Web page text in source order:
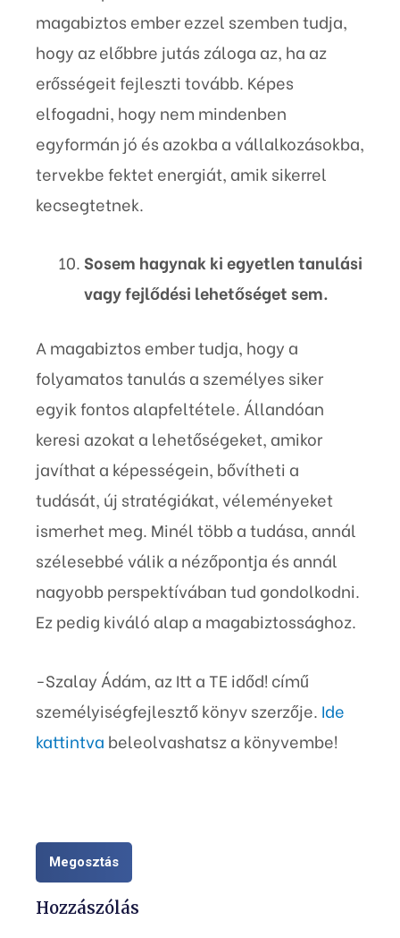
magabiztos ember ezzel szemben tudja,
hogy az előbbre jutás záloga az, ha az
erősségeit fejleszti tovább. Képes
elfogadni, hogy nem mindenben
egyformán jó és azokba a vállalkozásokba,
tervekbe fektet energiát, amik sikerrel
kecsegtetnek.
Sosem hagynak ki egyetlen tanulási
vagy fejlődési lehetőséget sem.
A magabiztos ember tudja, hogy a
folyamatos tanulás a személyes siker
egyik fontos alapfeltétele. Állandóan
keresi azokat a lehetőségeket, amikor
javíthat a képességein, bővítheti a
tudását, új stratégiákat, véleményeket
ismerhet meg. Minél több a tudása, annál
szélesebbé válik a nézőpontja és annál
nagyobb perspektívában tud gondolkodni.
Ez pedig kiváló alap a magabiztossághoz.
-Szalay Ádám, az Itt a TE időd! című
személyiségfejlesztő könyv szerzője. Ide
kattintva beleolvashatsz a könyvembe!
Megosztás
Hozzászólás